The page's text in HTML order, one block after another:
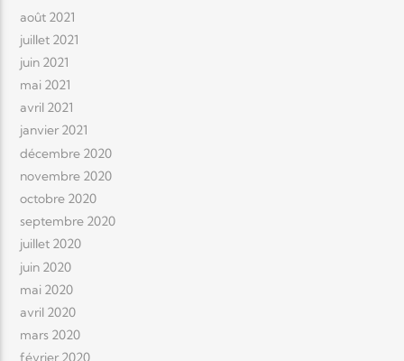
août 2021
juillet 2021
juin 2021
mai 2021
avril 2021
janvier 2021
décembre 2020
novembre 2020
octobre 2020
septembre 2020
juillet 2020
juin 2020
mai 2020
avril 2020
mars 2020
février 2020